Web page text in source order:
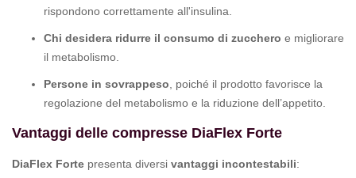
rispondono correttamente all'insulina.
Chi desidera ridurre il consumo di zucchero e migliorare
il metabolismo.
Persone in sovrappeso, poiché il prodotto favorisce la
regolazione del metabolismo e la riduzione dell’appetito.
Vantaggi delle compresse DiaFlex Forte
DiaFlex Forte presenta diversi vantaggi incontestabili: